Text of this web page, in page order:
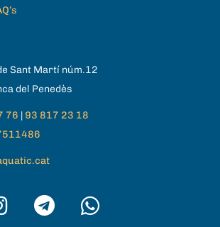
Sant Martí núm.12
del Penedès
76 | 93 817 23 18